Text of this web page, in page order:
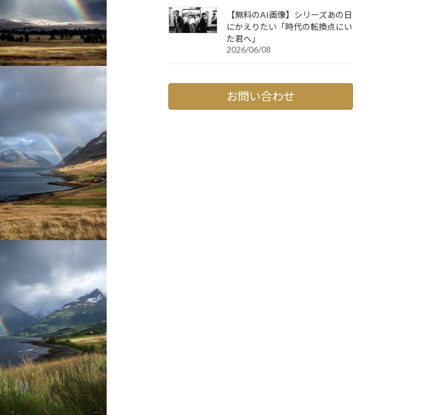
【無料のAI画像】シリーズあの日
にかえりたい「時代の転換点にい
た君へ」
2026/06/08
お問い合わせ